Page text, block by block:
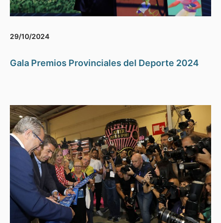
29/10/2024
Gala Premios Provinciales del Deporte 2024